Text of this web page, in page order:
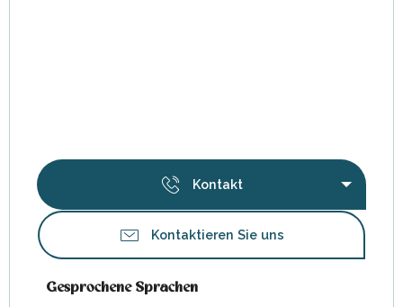
Kontakt
Kontaktieren Sie uns
Gesprochene Sprachen
Gesprochene Sprachen